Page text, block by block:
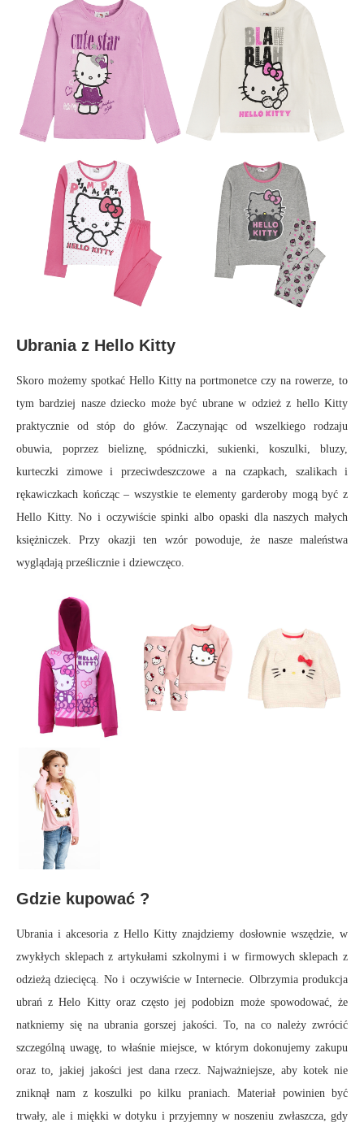
Ubrania z Hello Kitty
Skoro możemy spotkać Hello Kitty na portmonetce czy na rowerze, to
tym bardziej nasze dziecko może być ubrane w odzież z hello Kitty
praktycznie od stóp do głów. Zaczynając od wszelkiego rodzaju
obuwia, poprzez bieliznę, spódniczki, sukienki, koszulki, bluzy,
kurteczki zimowe i przeciwdeszczowe a na czapkach, szalikach i
rękawiczkach kończąc – wszystkie te elementy garderoby mogą być z
Hello Kitty. No i oczywiście spinki albo opaski dla naszych małych
księżniczek. Przy okazji ten wzór powoduje, że nasze maleństwa
wyglądają prześlicznie i dziewczęco.
Gdzie kupować ?
Ubrania i akcesoria z Hello Kitty znajdziemy dosłownie wszędzie, w
zwykłych sklepach z artykułami szkolnymi i w firmowych sklepach z
odzieżą dziecięcą. No i oczywiście w Internecie. Olbrzymia produkcja
ubrań z Helo Kitty oraz często jej podobizn może spowodować, że
natkniemy się na ubrania gorszej jakości. To, na co należy zwrócić
szczególną uwagę, to właśnie miejsce, w którym dokonujemy zakupu
oraz to, jakiej jakości jest dana rzecz. Najważniejsze, aby kotek nie
zniknął nam z koszulki po kilku praniach. Materiał powinien być
trwały, ale i miękki w dotyku i przyjemny w noszeniu zwłaszcza, gdy